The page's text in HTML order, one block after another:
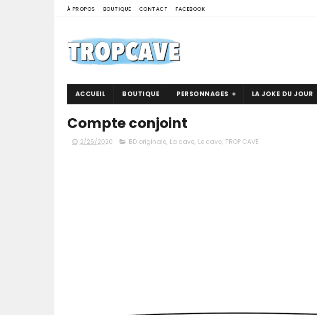
À PROPOS BOUTIQUE CONTACT FACEBOOK
ACCUEIL BOUTIQUE PERSONNAGES LA JOKE DU JOUR
Compte conjoint
2/26/2020 BD originale, La cave, Le cave, TROP CAVE